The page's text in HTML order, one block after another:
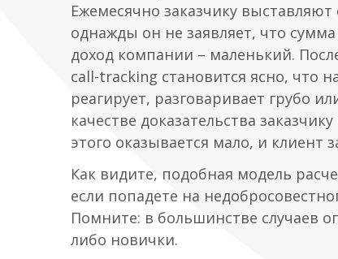
Ежемесячно заказчику
однажды он не заявляет, что
доход компании – маленький.
call-tracking становится ясно, что
реагирует, разговаривает грубо
качестве доказательства
этого оказывается мало, и клиент
Как видите, подобная модель
если попадете на
Помните: в большинстве случаев
либо новички.